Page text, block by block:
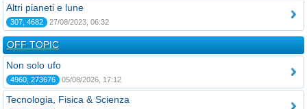
Altri pianeti e lune
307, 4682 27/08/2023, 06:32
OFF TOPIC
Non solo ufo
4960, 273676 05/08/2026, 17:12
Tecnologia, Fisica & Scienza